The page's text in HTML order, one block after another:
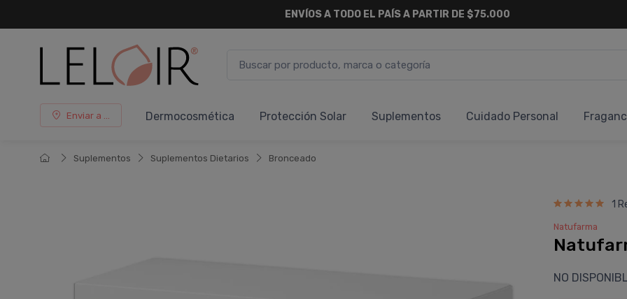
¡ HASTA 6 CUOTAS SIN INTERÉSY 18 CUOTAS FIJAS !
Enviar a ... Dermocosmética Protección Solar Suplementos Cuidado Personal
Suplementos Suplementos Dietarios Bronceado
1
Natufarma
NO